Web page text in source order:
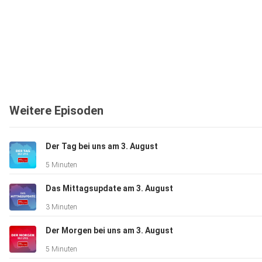
Weitere Episoden
Der Tag bei uns am 3. August
5 Minuten
Das Mittagsupdate am 3. August
3 Minuten
Der Morgen bei uns am 3. August
5 Minuten